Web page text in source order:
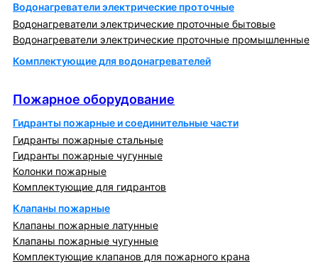
Водонагреватели электрические проточные
Водонагреватели электрические проточные бытовые
Водонагреватели электрические проточные промышленные
Комплектующие для водонагревателей
Пожарное оборудование
Гидранты пожарные и соединительные части
Гидранты пожарные стальные
Гидранты пожарные чугунные
Колонки пожарные
Комплектующие для гидрантов
Клапаны пожарные
Клапаны пожарные латунные
Клапаны пожарные чугунные
Комплектующие клапанов для пожарного крана